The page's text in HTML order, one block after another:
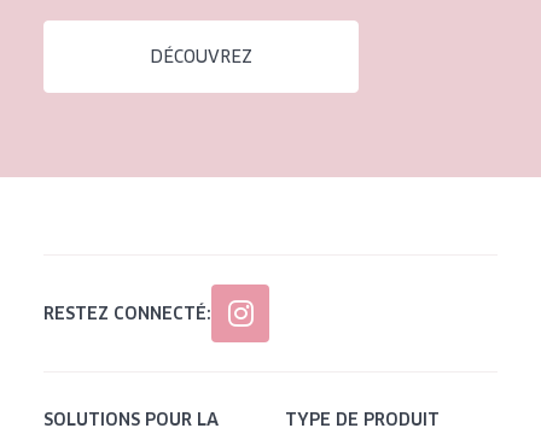
Peau mature
Peau ménopausée
Âge : 55+
DÉCOUVREZ
RESTEZ CONNECTÉ:
SOLUTIONS POUR LA
TYPE DE PRODUIT